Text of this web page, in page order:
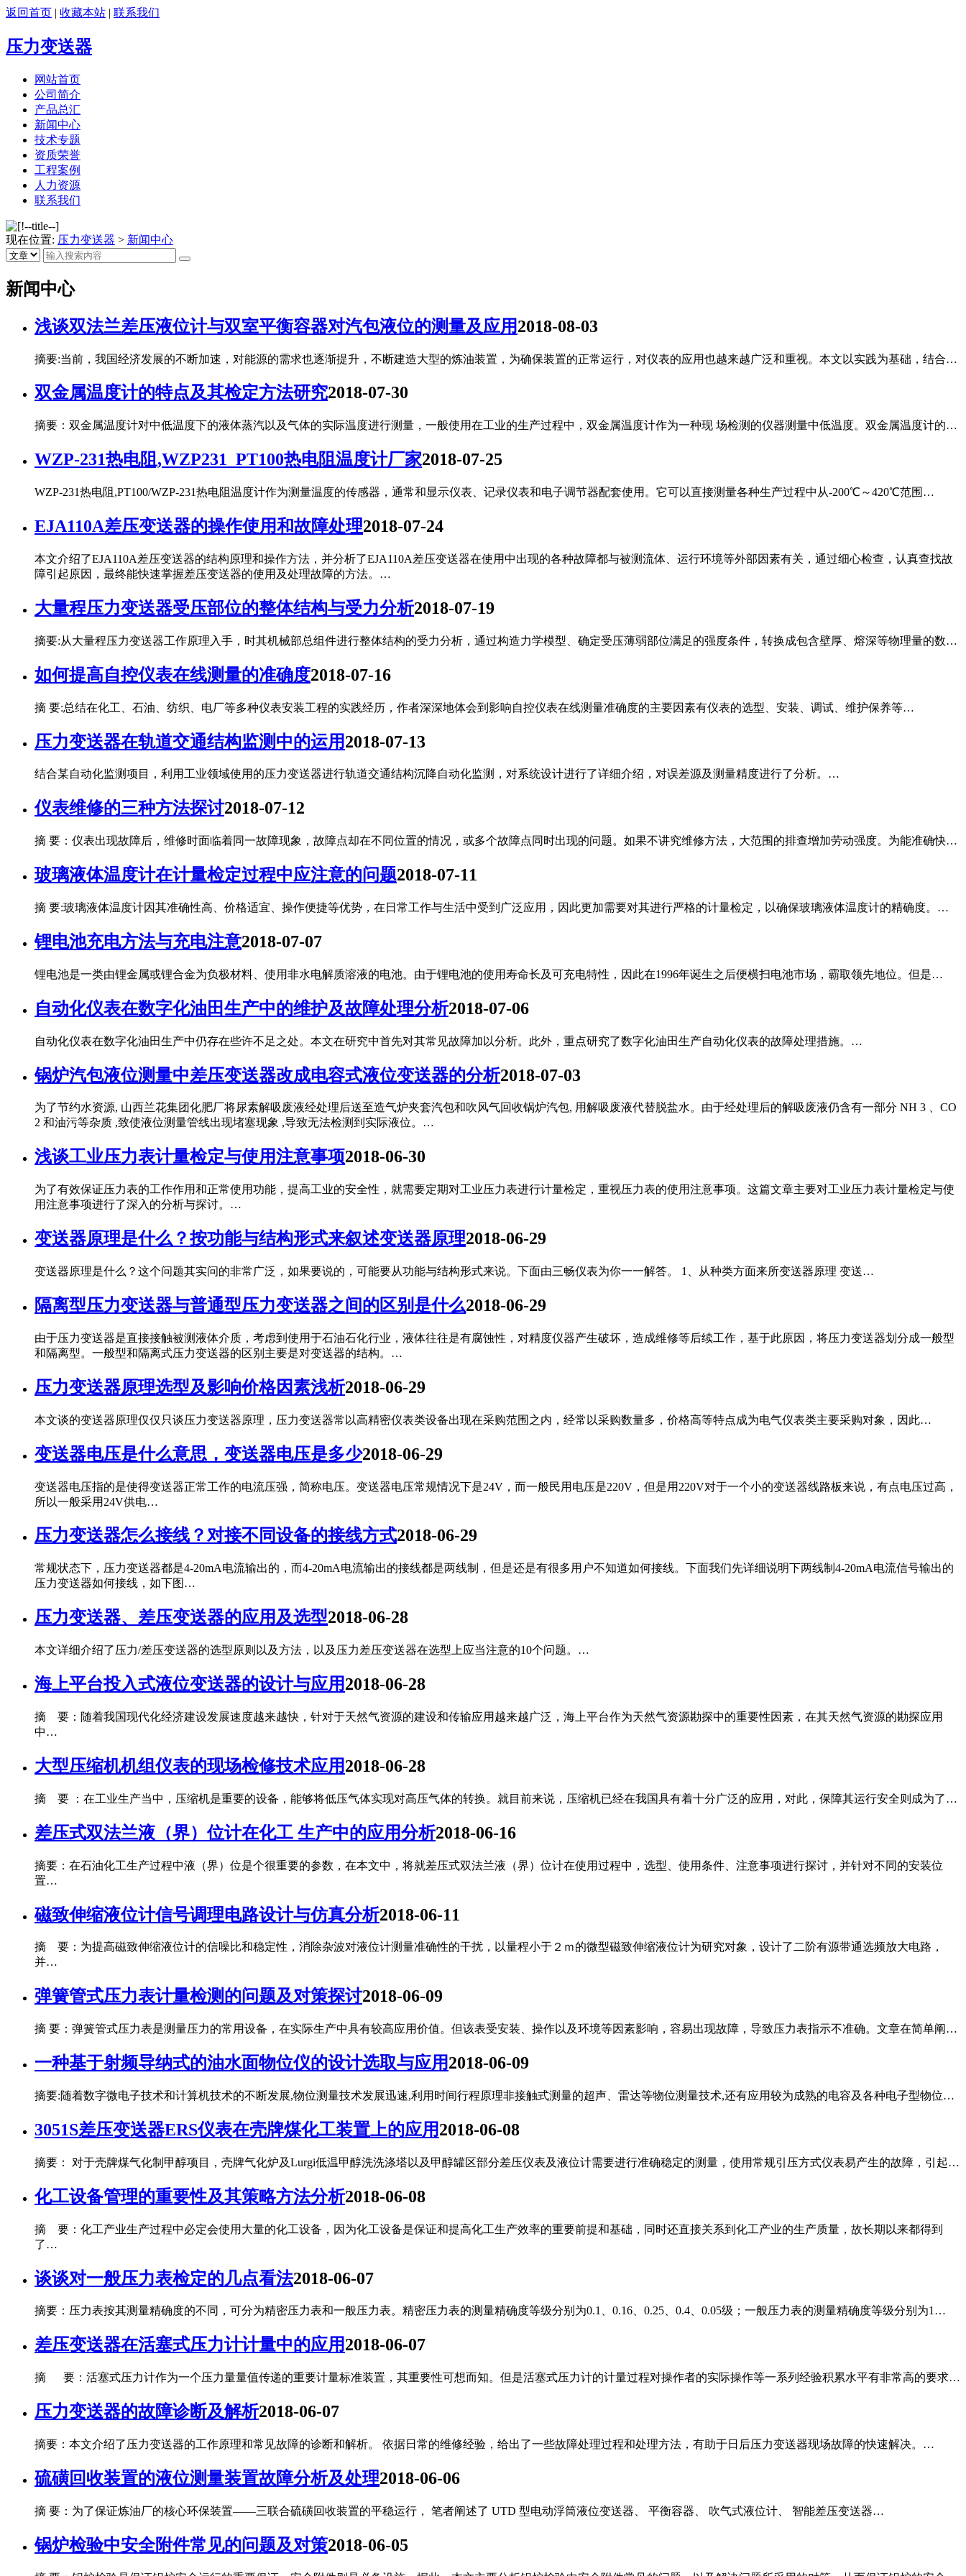
返回首页 | 收藏本站 | 联系我们
压力变送器
网站首页
公司简介
产品总汇
新闻中心
技术专题
资质荣誉
工程案例
人力资源
联系我们
现在位置: 压力变送器 > 新闻中心
新闻中心
浅谈双法兰差压液位计与双室平衡容器对汽包液位的测量及应用2018-08-03
摘要:当前，我国经济发展的不断加速，对能源的需求也逐渐提升，不断建造大型的炼油装置，为确保装置的正常运行，对仪表的应用也越来越广泛和重视。本文以实践为基础，结合…
双金属温度计的特点及其检定方法研究2018-07-30
摘要：双金属温度计对中低温度下的液体蒸汽以及气体的实际温度进行测量，一般使用在工业的生产过程中，双金属温度计作为一种现 场检测的仪器测量中低温度。双金属温度计的…
WZP-231热电阻,WZP231_PT100热电阻温度计厂家2018-07-25
WZP-231热电阻,PT100/WZP-231热电阻温度计作为测量温度的传感器，通常和显示仪表、记录仪表和电子调节器配套使用。它可以直接测量各种生产过程中从-200℃～420℃范围…
EJA110A差压变送器的操作使用和故障处理2018-07-24
本文介绍了EJA110A差压变送器的结构原理和操作方法，并分析了EJA110A差压变送器在使用中出现的各种故障都与被测流体、运行环境等外部因素有关，通过细心检查，认真查找故
障引起原因，最终能快速掌握差压变送器的使用及处理故障的方法。…
大量程压力变送器受压部位的整体结构与受力分析2018-07-19
摘要:从大量程压力变送器工作原理入手，时其机械部总组件进行整体结构的受力分析，通过构造力学模型、确定受压薄弱部位满足的强度条件，转换成包含壁厚、熔深等物理量的数…
如何提高自控仪表在线测量的准确度2018-07-16
摘 要:总结在化工、石油、纺织、电厂等多种仪表安装工程的实践经历，作者深深地体会到影响自控仪表在线测量准确度的主要因素有仪表的选型、安装、调试、维护保养等…
压力变送器在轨道交通结构监测中的运用2018-07-13
结合某自动化监测项目，利用工业领域使用的压力变送器进行轨道交通结构沉降自动化监测，对系统设计进行了详细介绍，对误差源及测量精度进行了分析。…
仪表维修的三种方法探讨2018-07-12
摘 要：仪表出现故障后，维修时面临着同一故障现象，故障点却在不同位置的情况，或多个故障点同时出现的问题。如果不讲究维修方法，大范围的排查增加劳动强度。为能准确快…
玻璃液体温度计在计量检定过程中应注意的问题2018-07-11
摘 要:玻璃液体温度计因其准确性高、价格适宜、操作便捷等优势，在日常工作与生活中受到广泛应用，因此更加需要对其进行严格的计量检定，以确保玻璃液体温度计的精确度。…
锂电池充电方法与充电注意2018-07-07
锂电池是一类由锂金属或锂合金为负极材料、使用非水电解质溶液的电池。由于锂电池的使用寿命长及可充电特性，因此在1996年诞生之后便横扫电池市场，霸取领先地位。但是…
自动化仪表在数字化油田生产中的维护及故障处理分析2018-07-06
自动化仪表在数字化油田生产中仍存在些许不足之处。本文在研究中首先对其常见故障加以分析。此外，重点研究了数字化油田生产自动化仪表的故障处理措施。…
锅炉汽包液位测量中差压变送器改成电容式液位变送器的分析2018-07-03
为了节约水资源, 山西兰花集团化肥厂将尿素解吸废液经处理后送至造气炉夹套汽包和吹风气回收锅炉汽包, 用解吸废液代替脱盐水。由于经处理后的解吸废液仍含有一部分 NH 3 、CO
2 和油污等杂质 ,致使液位测量管线出现堵塞现象 ,导致无法检测到实际液位。…
浅谈工业压力表计量检定与使用注意事项2018-06-30
为了有效保证压力表的工作作用和正常使用功能，提高工业的安全性，就需要定期对工业压力表进行计量检定，重视压力表的使用注意事项。这篇文章主要对工业压力表计量检定与使
用注意事项进行了深入的分析与探讨。…
变送器原理是什么？按功能与结构形式来叙述变送器原理2018-06-29
变送器原理是什么？这个问题其实问的非常广泛，如果要说的，可能要从功能与结构形式来说。下面由三畅仪表为你一一解答。 1、从种类方面来所变送器原理 变送…
隔离型压力变送器与普通型压力变送器之间的区别是什么2018-06-29
由于压力变送器是直接接触被测液体介质，考虑到使用于石油石化行业，液体往往是有腐蚀性，对精度仪器产生破坏，造成维修等后续工作，基于此原因，将压力变送器划分成一般型
和隔离型。一般型和隔离式压力变送器的区别主要是对变送器的结构。…
压力变送器原理选型及影响价格因素浅析2018-06-29
本文谈的变送器原理仅仅只谈压力变送器原理，压力变送器常以高精密仪表类设备出现在采购范围之内，经常以采购数量多，价格高等特点成为电气仪表类主要采购对象，因此…
变送器电压是什么意思，变送器电压是多少2018-06-29
变送器电压指的是使得变送器正常工作的电流压强，简称电压。变送器电压常规情况下是24V，而一般民用电压是220V，但是用220V对于一个小的变送器线路板来说，有点电压过高，
所以一般采用24V供电…
压力变送器怎么接线？对接不同设备的接线方式2018-06-29
常规状态下，压力变送器都是4-20mA电流输出的，而4-20mA电流输出的接线都是两线制，但是还是有很多用户不知道如何接线。下面我们先详细说明下两线制4-20mA电流信号输出的
压力变送器如何接线，如下图…
压力变送器、差压变送器的应用及选型2018-06-28
本文详细介绍了压力/差压变送器的选型原则以及方法，以及压力差压变送器在选型上应当注意的10个问题。…
海上平台投入式液位变送器的设计与应用2018-06-28
摘 要：随着我国现代化经济建设发展速度越来越快，针对于天然气资源的建设和传输应用越来越广泛，海上平台作为天然气资源勘探中的重要性因素，在其天然气资源的勘探应用
中…
大型压缩机机组仪表的现场检修技术应用2018-06-28
摘 要 ：在工业生产当中，压缩机是重要的设备，能够将低压气体实现对高压气体的转换。就目前来说，压缩机已经在我国具有着十分广泛的应用，对此，保障其运行安全则成为了…
差压式双法兰液（界）位计在化工 生产中的应用分析2018-06-16
摘要：在石油化工生产过程中液（界）位是个很重要的参数，在本文中，将就差压式双法兰液（界）位计在使用过程中，选型、使用条件、注意事项进行探讨，并针对不同的安装位
置…
磁致伸缩液位计信号调理电路设计与仿真分析2018-06-11
摘 要：为提高磁致伸缩液位计的信噪比和稳定性，消除杂波对液位计测量准确性的干扰，以量程小于２ｍ的微型磁致伸缩液位计为研究对象，设计了二阶有源带通选频放大电路，
并…
弹簧管式压力表计量检测的问题及对策探讨2018-06-09
摘 要：弹簧管式压力表是测量压力的常用设备，在实际生产中具有较高应用价值。但该表受安装、操作以及环境等因素影响，容易出现故障，导致压力表指示不准确。文章在简单阐…
一种基于射频导纳式的油水面物位仪的设计选取与应用2018-06-09
摘要:随着数字微电子技术和计算机技术的不断发展,物位测量技术发展迅速,利用时间行程原理非接触式测量的超声、雷达等物位测量技术,还有应用较为成熟的电容及各种电子型物位…
3051S差压变送器ERS仪表在壳牌煤化工装置上的应用2018-06-08
摘要： 对于壳牌煤气化制甲醇项目，壳牌气化炉及Lurgi低温甲醇洗洗涤塔以及甲醇罐区部分差压仪表及液位计需要进行准确稳定的测量，使用常规引压方式仪表易产生的故障，引起…
化工设备管理的重要性及其策略方法分析2018-06-08
摘 要：化工产业生产过程中必定会使用大量的化工设备，因为化工设备是保证和提高化工生产效率的重要前提和基础，同时还直接关系到化工产业的生产质量，故长期以来都得到
了…
谈谈对一般压力表检定的几点看法2018-06-07
摘要：压力表按其测量精确度的不同，可分为精密压力表和一般压力表。精密压力表的测量精确度等级分别为0.1、0.16、0.25、0.4、0.05级；一般压力表的测量精确度等级分别为1…
差压变送器在活塞式压力计计量中的应用2018-06-07
摘 要：活塞式压力计作为一个压力量量值传递的重要计量标准装置，其重要性可想而知。但是活塞式压力计的计量过程对操作者的实际操作等一系列经验积累水平有非常高的要求…
压力变送器的故障诊断及解析2018-06-07
摘要：本文介绍了压力变送器的工作原理和常见故障的诊断和解析。 依据日常的维修经验，给出了一些故障处理过程和处理方法，有助于日后压力变送器现场故障的快速解决。…
硫磺回收装置的液位测量装置故障分析及处理2018-06-06
摘 要：为了保证炼油厂的核心环保装置——三联合硫磺回收装置的平稳运行， 笔者阐述了 UTD 型电动浮筒液位变送器、 平衡容器、 吹气式液位计、 智能差压变送器…
锅炉检验中安全附件常见的问题及对策2018-06-05